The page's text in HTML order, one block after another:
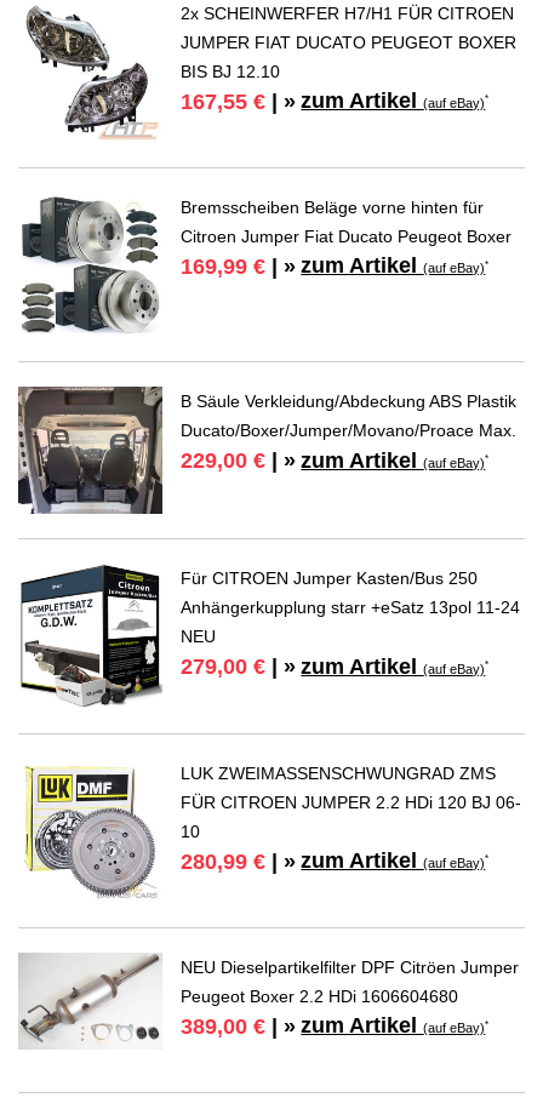
2x SCHEINWERFER H7/H1 FÜR CITROEN
JUMPER FIAT DUCATO PEUGEOT BOXER
BIS BJ 12.10
167,55 € | » zum Artikel(auf eBay)*
Bremsscheiben Beläge vorne hinten für
Citroen Jumper Fiat Ducato Peugeot Boxer
169,99 € | » zum Artikel(auf eBay)*
B Säule Verkleidung/Abdeckung ABS Plastik
Ducato/Boxer/Jumper/Movano/Proace Max.
229,00 € | » zum Artikel(auf eBay)*
Für CITROEN Jumper Kasten/Bus 250
Anhängerkupplung starr +eSatz 13pol 11-24
NEU
279,00 € | » zum Artikel(auf eBay)*
LUK ZWEIMASSENSCHWUNGRAD ZMS
FÜR CITROEN JUMPER 2.2 HDi 120 BJ 06-
10
280,99 € | » zum Artikel(auf eBay)*
NEU Dieselpartikelfilter DPF Citröen Jumper
Peugeot Boxer 2.2 HDi 1606604680
389,00 € | » zum Artikel(auf eBay)*